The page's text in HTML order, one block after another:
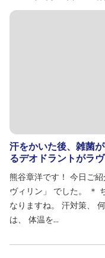
汗をかいた後、雑菌
るデオドラントがラヴ
熊谷章洋です！ 今日ご
ヴィリン」 でした。 ＊
なりますね。 汗対策、
は、 体温を...